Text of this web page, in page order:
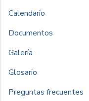
Calendario
Documentos
Galería
Glosario
Preguntas frecuentes